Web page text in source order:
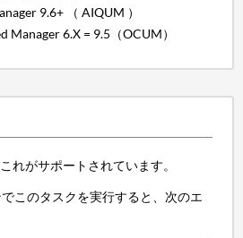
9.6+ （ AIQUM ）
Manager 6.X = 9.5（OCUM）
れがサポートされています。
このタスクを実行すると、次のエ